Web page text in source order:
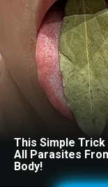
This Simple Trick
All Parasites
Body!